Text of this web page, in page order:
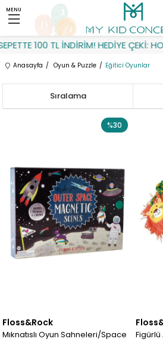
100 TL İNDİRİM! HEDİYE ÇEKİ:
MENU
Anasayfa Oyun & Puzzle Eğitici Oyunlar
Sıralama
Floss&Rock
Mıknatıslı Oyun Sahneleri/Space
%30